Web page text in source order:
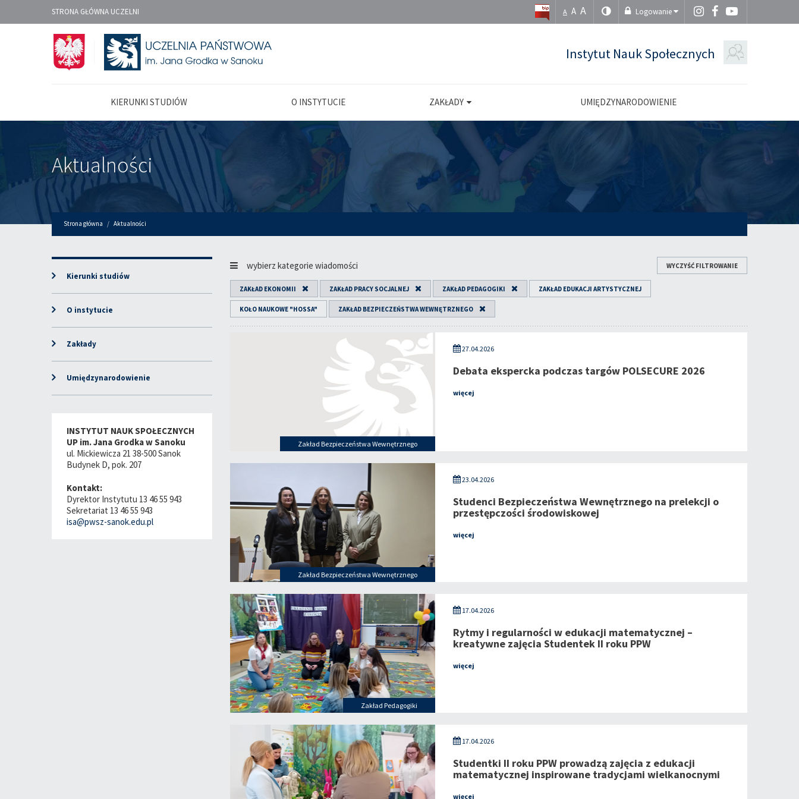
STRONA GŁÓWNA UCZELNI A A A Logowanie
Instytut Nauk Społecznych
KIERUNKI STUDIÓW O INSTYTUCIE ZAKŁADY UMIĘDZYNARODOWIENIE
Aktualności
Strona główna Aktualności
wybierz kategorie wiadomości WYCZYŚĆ FILTROWANIE
ZAKŁAD EKONOMII ZAKŁAD PRACY SOCJALNEJ ZAKŁAD PEDAGOGIKI ZAKŁAD EDUKACJI ARTYSTYCZNEJ
KOŁO NAUKOWE "HOSSA" ZAKŁAD BEZPIECZEŃSTWA WEWNĘTRZNEGO
Zakład Bezpieczeństwa Wewnętrznego
27.04.2026
Debata ekspercka podczas targów POLSECURE 2026
więcej
Zakład Bezpieczeństwa Wewnętrznego
23.04.2026
Studenci Bezpieczeństwa Wewnętrznego na prelekcji o
przestępczości środowiskowej
więcej
Zakład Pedagogiki
17.04.2026
Rytmy i regularności w edukacji matematycznej –
kreatywne zajęcia Studentek II roku PPW
więcej
17.04.2026
Studentki II roku PPW prowadzą zajęcia z edukacji
matematycznej inspirowane tradycjami wielkanocnymi
więcej
Kierunki studiów
O instytucie
Zakłady
Umiędzynarodowienie
INSTYTUT NAUK SPOŁECZNYCH
UP im. Jana Grodka w Sanoku
ul. Mickiewicza 21 38-500 Sanok
Budynek D, pok. 207
Kontakt:
Dyrektor Instytutu 13 46 55 943
Sekretariat 13 46 55 943
isa@pwsz-sanok.edu.pl